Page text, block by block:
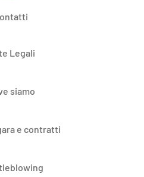
Legali
siamo
e contratti